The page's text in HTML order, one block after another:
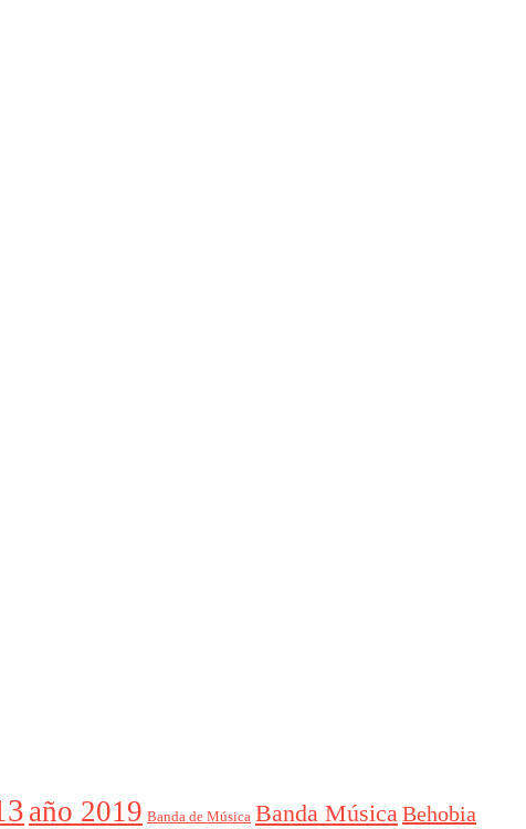
año 2019 Banda de Música Banda MúsicaBehobia